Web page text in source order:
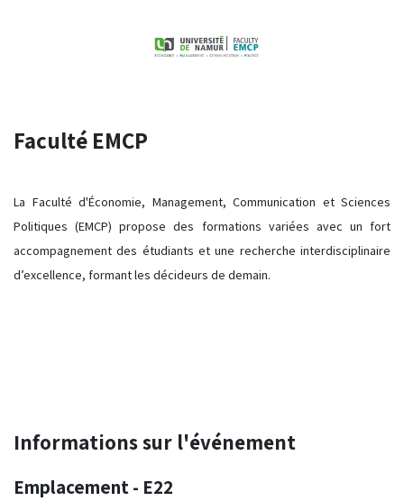
Faculté EMCP
La Faculté d'Économie, Management, Communication et Sciences
Politiques (EMCP) propose des formations variées avec un fort
accompagnement des étudiants et une recherche interdisciplinaire
d’excellence, formant les décideurs de demain.
Informations sur l'événement
Emplacement - E22